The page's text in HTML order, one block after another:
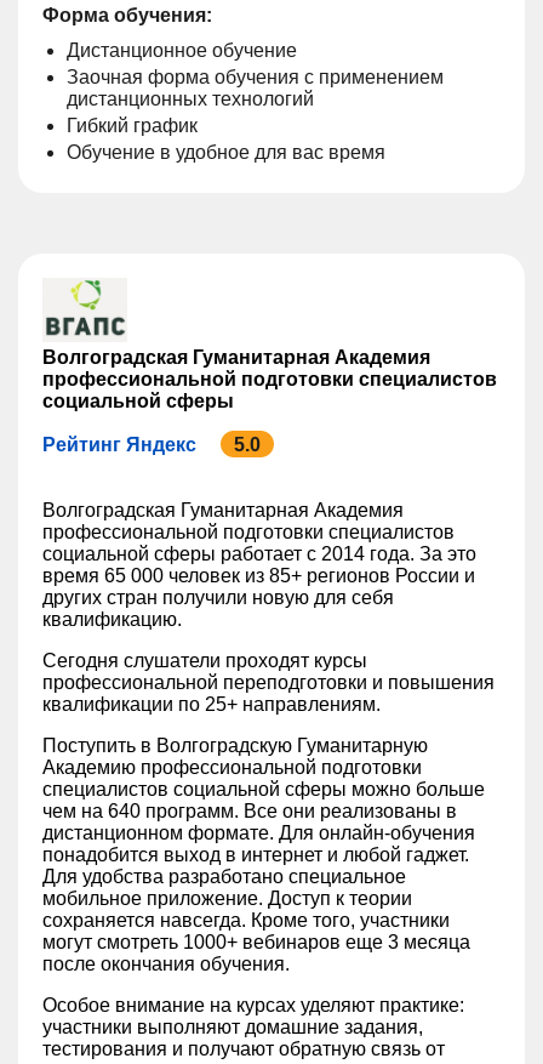
Форма обучения:
Дистанционное обучение
Заочная форма обучения с применением
дистанционных технологий
Гибкий график
Обучение в удобное для вас время
Волгоградская Гуманитарная Академия
профессиональной подготовки специалистов
социальной сферы
Рейтинг Яндекс 5.0
Волгоградская Гуманитарная Академия
профессиональной подготовки специалистов
социальной сферы работает с 2014 года. За это
время 65 000 человек из 85+ регионов России и
других стран получили новую для себя
квалификацию.
Сегодня слушатели проходят курсы
профессиональной переподготовки и повышения
квалификации по 25+ направлениям.
Поступить в Волгоградскую Гуманитарную
Академию профессиональной подготовки
специалистов социальной сферы можно больше
чем на 640 программ. Все они реализованы в
дистанционном формате. Для онлайн-обучения
понадобится выход в интернет и любой гаджет.
Для удобства разработано специальное
мобильное приложение. Доступ к теории
сохраняется навсегда. Кроме того, участники
могут смотреть 1000+ вебинаров еще 3 месяца
после окончания обучения.
Особое внимание на курсах уделяют практике:
участники выполняют домашние задания,
тестирования и получают обратную связь от